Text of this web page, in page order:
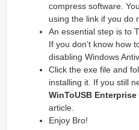
compress software.
using the link if you do
An essential step is to
If you don’t know how
disabling Windows
Click the exe file and
installing it. If you still
WinToUSB Enterprise
article.
Enjoy Bro!